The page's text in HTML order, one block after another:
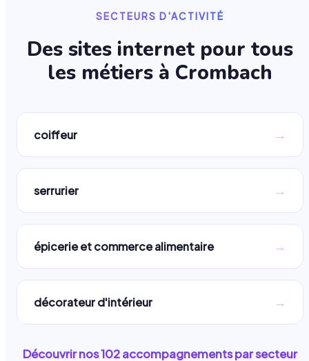
SECTEURS D'ACTIVITÉ
Des sites internet pour tous
les métiers à Crombach
coiffeur →
serrurier →
épicerie et commerce alimentaire →
décorateur d'intérieur →
Découvrir nos102accompagnements par secteur